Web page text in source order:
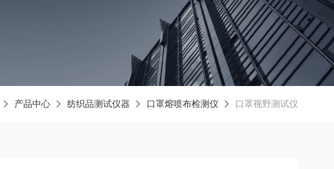
产品中心 纺织品测试仪器 口罩熔喷布检测仪 口罩视野测试仪